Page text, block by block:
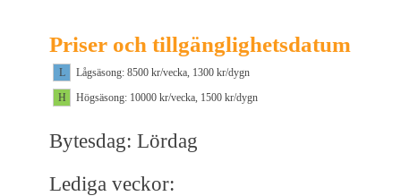
Priser och tillgänglighetsdatum
L
Lågsäsong: 8500 kr/vecka, 1300 kr/dygn
H
Högsäsong: 10000 kr/vecka, 1500 kr/dygn
Bytesdag: Lördag
Lediga veckor: